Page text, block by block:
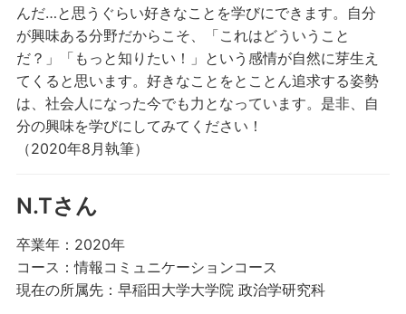
んだ…と思うぐらい好きなことを学びにできます。自分
が興味ある分野だからこそ、「これはどういうこと
だ？」「もっと知りたい！」という感情が自然に芽生え
てくると思います。好きなことをとことん追求する姿勢
は、社会人になった今でも力となっています。是非、自
分の興味を学びにしてみてください！
（2020年8月執筆）
N.Tさん
卒業年：2020年
コース：情報コミュニケーションコース
現在の所属先：早稲田大学大学院 政治学研究科